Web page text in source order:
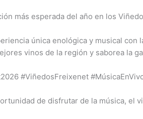
más esperada del año en los
única enológica y musical
vinos de la región y saborea la
#ViñedosFreixenet
de disfrutar de la música, el